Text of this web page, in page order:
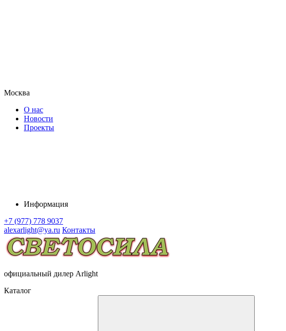
Москва
О нас
Новости
Проекты
Информация
+7 (977) 778 9037
alexarlight@ya.ru Контакты
официальный дилер Arlight
Каталог